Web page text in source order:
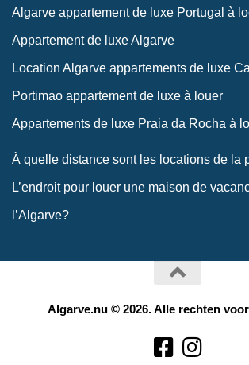
Algarve appartement de luxe Portugal à
Appartement de luxe Algarve
Location Algarve appartements de luxe
Portimao appartement de luxe à louer
Appartements de luxe Praia da Rocha à
À quelle distance sont les locations de la
L’endroit pour louer une maison de
l’Algarve?
Algarve.nu © 2026. Alle rechten